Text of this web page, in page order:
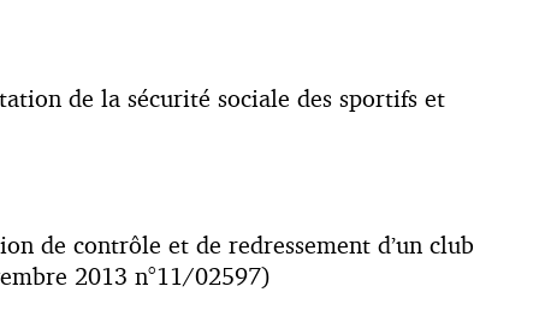
de la sécurité sociale des sportifs et
de contrôle et de redressement d’un club
2013 n°11/02597)